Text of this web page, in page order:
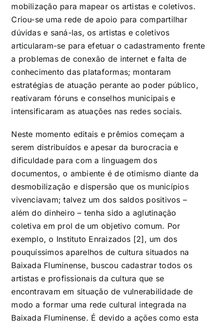
mobilização para mapear os artistas e coletivos.
Criou-se uma rede de apoio para compartilhar
dúvidas e saná-las, os artistas e coletivos
articularam-se para efetuar o cadastramento frente
a problemas de conexão de internet e falta de
conhecimento das plataformas; montaram
estratégias de atuação perante ao poder público,
reativaram fóruns e conselhos municipais e
intensificaram as atuações nas redes sociais.
Neste momento editais e prêmios começam a
serem distribuídos e apesar da burocracia e
dificuldade para com a linguagem dos
documentos, o ambiente é de otimismo diante da
desmobilização e dispersão que os municípios
vivenciavam; talvez um dos saldos positivos –
além do dinheiro – tenha sido a aglutinação
coletiva em prol de um objetivo comum. Por
exemplo, o Instituto Enraizados [2], um dos
pouquíssimos aparelhos de cultura situados na
Baixada Fluminense, buscou cadastrar todos os
artistas e profissionais da cultura que se
encontravam em situação de vulnerabilidade de
modo a formar uma rede cultural integrada na
Baixada Fluminense. É devido a ações como esta